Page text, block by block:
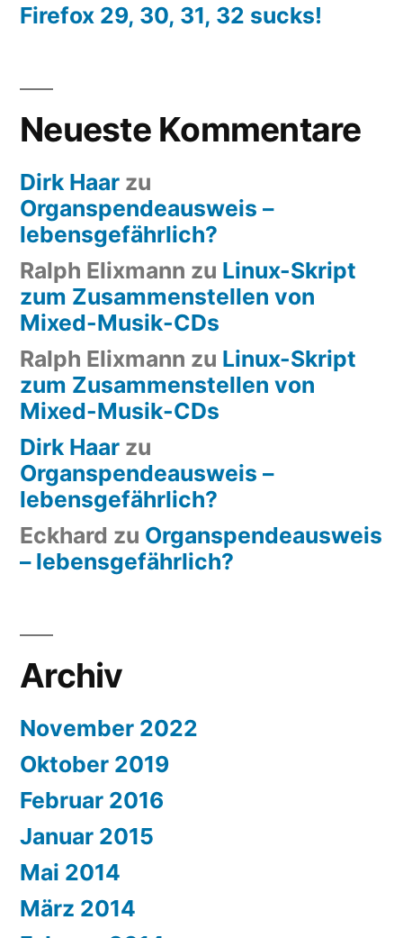
Firefox 29, 30, 31, 32 sucks!
Neueste Kommentare
Dirk Haar zu
Organspendeausweis –
lebensgefährlich?
Ralph Elixmann zu Linux-Skript
zum Zusammenstellen von
Mixed-Musik-CDs
Ralph Elixmann zu Linux-Skript
zum Zusammenstellen von
Mixed-Musik-CDs
Dirk Haar zu
Organspendeausweis –
lebensgefährlich?
Eckhard zu Organspendeausweis
– lebensgefährlich?
Archiv
November 2022
Oktober 2019
Februar 2016
Januar 2015
Mai 2014
März 2014